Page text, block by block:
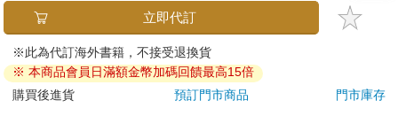
已拆封之個人衛生用品。（如：內衣褲、刮鬍刀、除毛
若非上列種類商品，均享有到貨7天的猶豫期（含例假
日）。
辦理退換貨時，商品（組合商品恕無法接受單獨退貨）必須